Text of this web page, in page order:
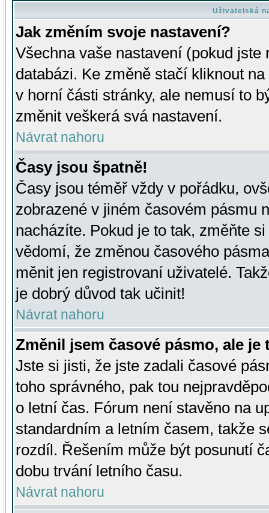
Uživatelská
Jak změním svoje nastavení?
Všechna vaše nastavení (pokud
databázi. Ke změně stačí kliknout
v horní části stránky, ale nemusí to
změnit veškerá svá nastavení.
Návrat nahoru
Časy jsou špatně!
Časy jsou téměř vždy v pořádku,
zobrazené v jiném časovém pásmu
nacházíte. Pokud je to tak, změňte
vědomí, že změnou časového
měnit jen registrovaní uživatelé.
je dobrý důvod tak učinit!
Návrat nahoru
Změnil jsem časové pásmo, ale je
Jste si jisti, že jste zadali časové
toho správného, pak tou
o letní čas. Fórum není stavěno na
standardním a letním časem, takže
rozdíl. Řešením může být posunutí
dobu trvání letního času.
Návrat nahoru